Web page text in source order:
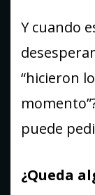
Y cuando
“hicieron
puede
¿Queda